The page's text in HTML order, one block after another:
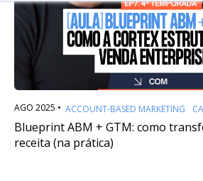
AGO 2025 • ACCOUNT-BASED MARKETING
Blueprint ABM + GTM: como
receita (na prática)